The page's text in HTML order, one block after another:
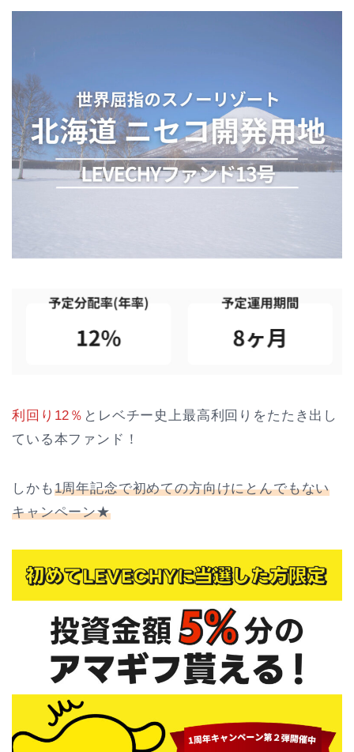
利回り12％ とレベチー史上最高利回りをたたき出し
ている本ファンド！
しかも1周年記念で初めての方向けにとんでもない
キャンペーン★